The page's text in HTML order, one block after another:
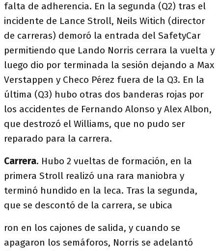
falta de adherencia. En la segunda (Q2) tras el
incidente de Lance Stroll, Neils Witich (director
de carreras) demoró la entrada del SafetyCar
permitiendo que Lando Norris cerrara la vuelta y
luego dio por terminada la sesión dejando a Max
Verstappen y Checo Pérez fuera de la Q3. En la
última (Q3) hubo otras dos banderas rojas por
los accidentes de Fernando Alonso y Alex Albon,
que destrozó el Williams, que no pudo ser
reparado para la carrera.
Carrera. Hubo 2 vueltas de formación, en la
primera Stroll realizó una rara maniobra y
terminó hundido en la leca. Tras la segunda,
que se descontó de la carrera, se ubica
ron en los cajones de salida, y cuando se
apagaron los semáforos, Norris se adelantó